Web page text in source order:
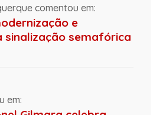
comentou em:
e
sinalização semafórica
em: